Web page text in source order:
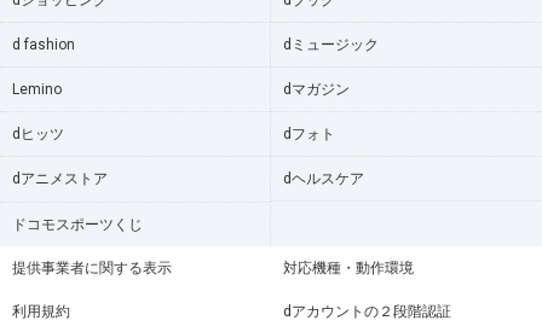
d fashion dミュージック
Lemino dマガジン
dヒッツ dフォト
dアニメストア dヘルスケア
ドコモスポーツくじ
提供事業者に関する表示 対応機種・動作環境
利用規約 dアカウントの２段階認証